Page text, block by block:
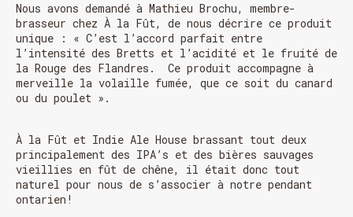
Nous avons demandé à Mathieu Brochu, membre-
brasseur chez À la Fût, de nous décrire ce produit
unique : « C’est l’accord parfait entre
l’intensité des Bretts et l’acidité et le fruité de
la Rouge des Flandres. Ce produit accompagne à
merveille la volaille fumée, que ce soit du canard
ou du poulet ».
À la Fût et Indie Ale House brassant tout deux
principalement des IPA’s et des bières sauvages
vieillies en fût de chêne, il était donc tout
naturel pour nous de s’associer à notre pendant
ontarien!